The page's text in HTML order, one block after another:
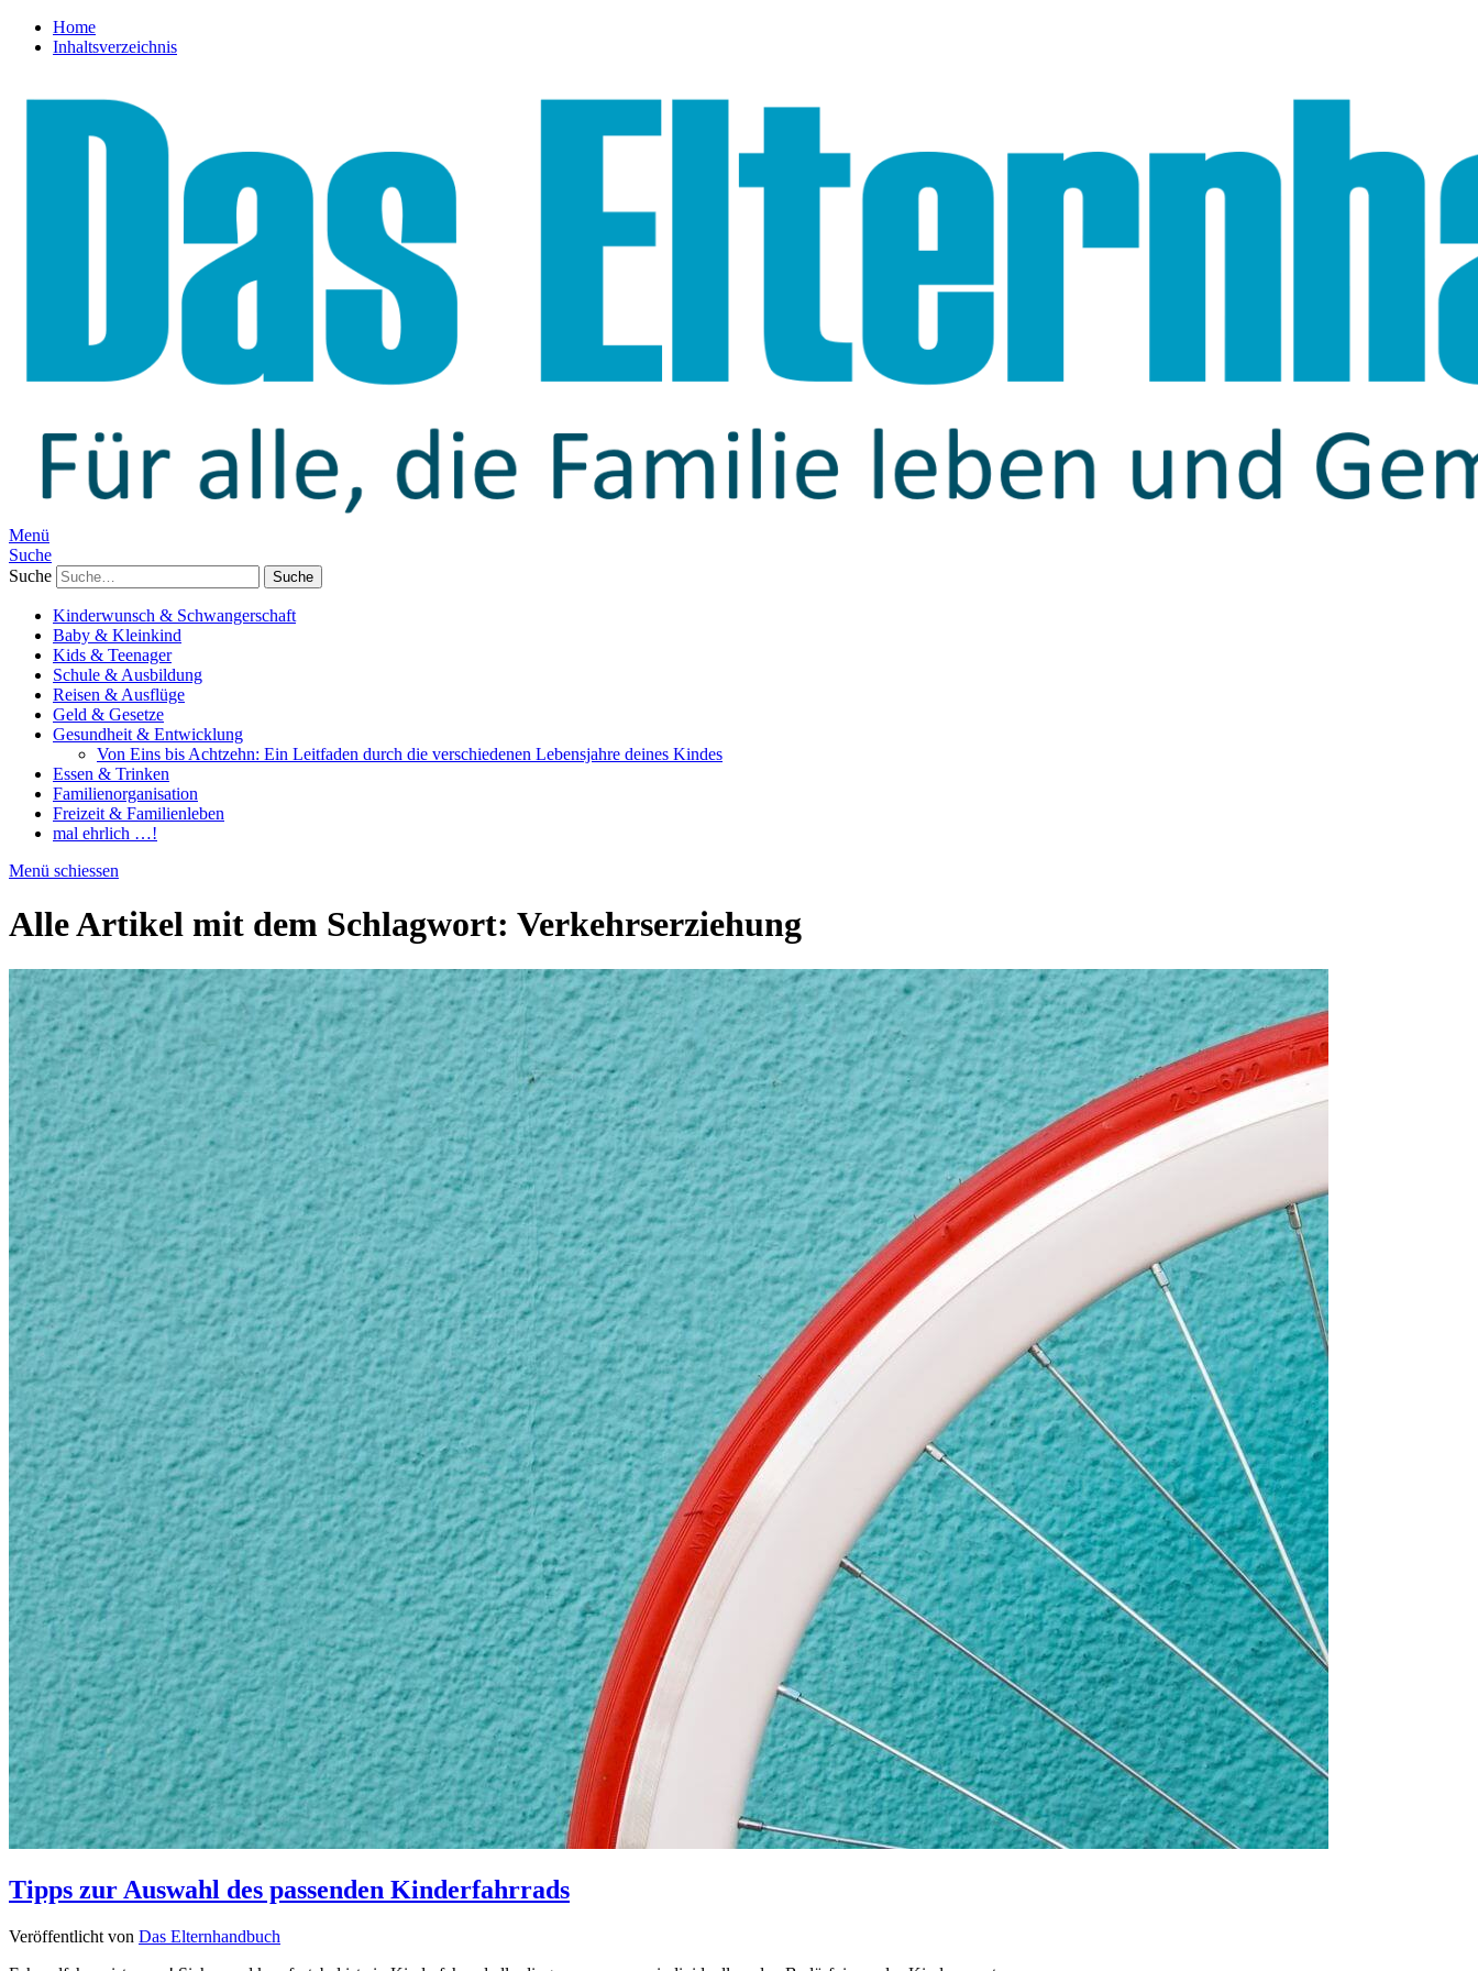
Home
Inhaltsverzeichnis
Menü
Suche
Suche
Kinderwunsch & Schwangerschaft
Baby & Kleinkind
Kids & Teenager
Schule & Ausbildung
Reisen & Ausflüge
Geld & Gesetze
Gesundheit & Entwicklung
Von Eins bis Achtzehn: Ein Leitfaden durch die verschiedenen Lebensjahre deines Kindes
Essen & Trinken
Familienorganisation
Freizeit & Familienleben
mal ehrlich …!
Menü schiessen
Alle Artikel mit dem Schlagwort: Verkehrserziehung
Tipps zur Auswahl des passenden Kinderfahrrads
Veröffentlicht von Das Elternhandbuch